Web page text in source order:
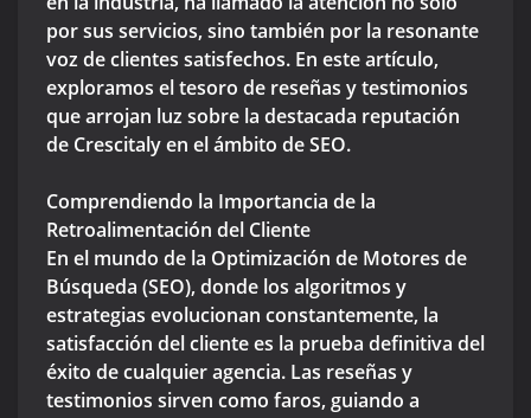
por sus servicios, sino también por la resonante
voz de clientes satisfechos. En este artículo,
exploramos el tesoro de reseñas y testimonios
que arrojan luz sobre la destacada reputación
de Crescitaly en el ámbito de SEO.
Comprendiendo la Importancia de la
Retroalimentación del Cliente
En el mundo de la Optimización de Motores de
Búsqueda (SEO), donde los algoritmos y
estrategias evolucionan constantemente, la
satisfacción del cliente es la prueba definitiva del
éxito de cualquier agencia. Las reseñas y
testimonios sirven como faros, guiando a